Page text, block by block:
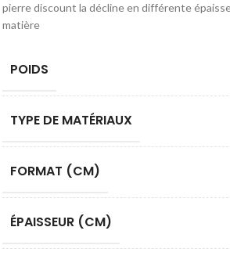
pierre discount la décline en différente
matière
POIDS
TYPE DE MATÉRIAUX
FORMAT (CM)
ÉPAISSEUR (CM)